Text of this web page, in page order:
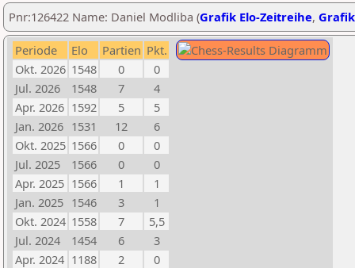
Pnr:126422 Name: Daniel Modliba (Grafik Elo-Zeitreihe,
Periode Elo Partien Pkt.
Okt. 2026 1548 0
0
Jul. 2026
1548 7
4
Apr. 2026 1592 5
5
Jan. 2026 1531 12
6
Okt. 2025 1566 0
0
Jul. 2025
1566 0
0
Apr. 2025 1566 1
1
Jan. 2025 1546 3
1
Okt. 2024 1558 7
5,5
Jul. 2024
1454 6
3
Apr. 2024 1188 2
0